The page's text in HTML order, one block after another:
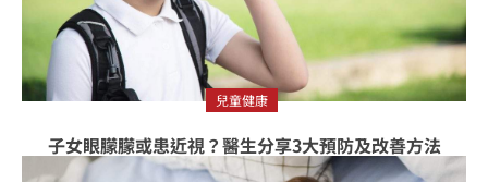
兒童健康
子女眼朦朦或患近視？醫生分享3大預防及改善方法